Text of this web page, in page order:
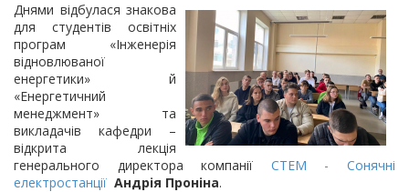
Днями відбулася знакова
для студентів освітніх
програм «Інженерія
відновлюваної
енергетики» й
«Енергетичний
менеджмент» та
викладачів кафедри –
відкрита лекція
генерального директора компанії СТЕМ - Сонячні
електростанції Андрія Проніна.